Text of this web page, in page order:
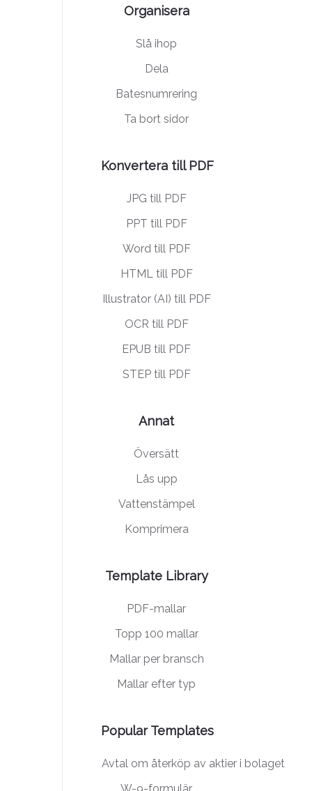
Organisera
Slå ihop
Dela
Batesnumrering
Ta bort sidor
Konvertera till PDF
JPG till PDF
PPT till PDF
Word till PDF
HTML till PDF
Illustrator (AI) till PDF
OCR till PDF
EPUB till PDF
STEP till PDF
Annat
Översätt
Lås upp
Vattenstämpel
Komprimera
Template Library
PDF-mallar
Topp 100 mallar
Mallar per bransch
Mallar efter typ
Popular Templates
Avtal om återköp av aktier i bolaget